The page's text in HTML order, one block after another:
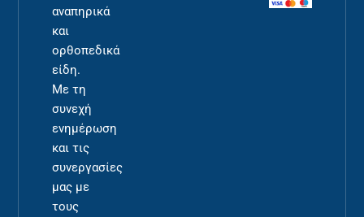
αναπηρικά
και
ορθοπεδικά
είδη.
Με τη
συνεχή
ενημέρωση
και τις
συνεργασίες
μας με
τους